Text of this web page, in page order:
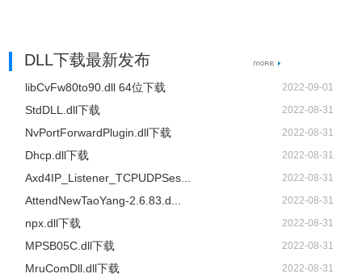
DLL下载最新发布
libCvFw80to90.dll 64位下载 2022-09-01
StdDLL.dll下载 2022-08-31
NvPortForwardPlugin.dll下载 2022-08-31
Dhcp.dll下载 2022-08-31
Axd4IP_Listener_TCPUDPSes... 2022-08-31
AttendNewTaoYang-2.6.83.d... 2022-08-31
npx.dll下载 2022-08-31
MPSB05C.dll下载 2022-08-31
MruComDll.dll下载 2022-08-31